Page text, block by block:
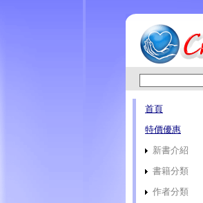
首頁
特價優惠
新書介紹
書籍分類
作者分類